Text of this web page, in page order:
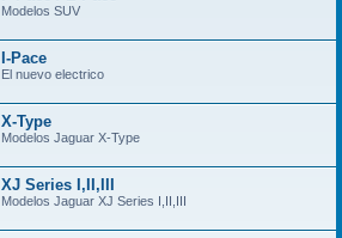
Modelos SUV
I-Pace
El nuevo electrico
X-Type
Modelos Jaguar X-Type
XJ Series I,II,III
Modelos Jaguar XJ Series I,II,III